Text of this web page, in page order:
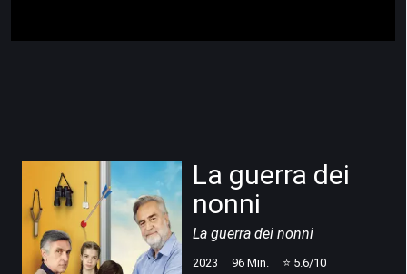
La guerra dei
nonni
La guerra dei nonni
2023 96 Min. ⭐ 5.6/10